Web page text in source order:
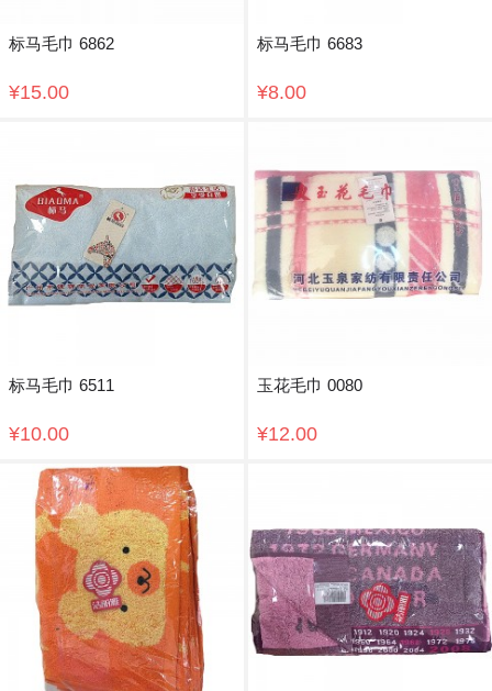
标马毛巾 6862
¥15.00
标马毛巾 6683
¥8.00
标马毛巾 6511
¥10.00
玉花毛巾 0080
¥12.00